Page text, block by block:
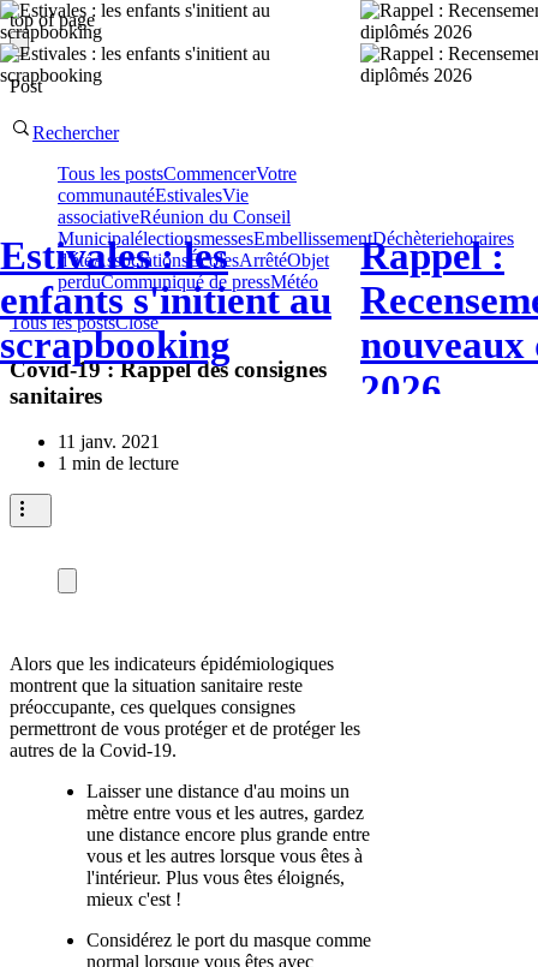
top of page
Post
Rechercher
Tous les postsCommencerVotre
communautéEstivalesVie
associativeRéunion du Conseil
MunicipalélectionsmessesEmbellissementDéchèteriehoraires
d'étéAssociations ÉcolesArrêtéObjet
perduCommuniqué de pressMétéo
Tous les postsClose
Covid-19 : Rappel des consignes
sanitaires
11 janv. 2021
1 min de lecture
Alors que les indicateurs épidémiologiques
montrent que la situation sanitaire reste
préoccupante, ces quelques consignes
permettront de vous protéger et de protéger les
autres de la Covid-19.
Laisser une distance d'au moins un
mètre entre vous et les autres, gardez
une distance encore plus grande entre
vous et les autres lorsque vous êtes à
l'intérieur. Plus vous êtes éloignés,
mieux c'est !
Considérez le port du masque comme
normal lorsque vous êtes avec
Estivales : les
enfants s'initient au
scrapbooking
Rappel :
nouveaux
2026